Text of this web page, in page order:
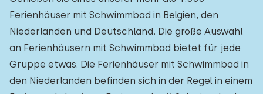
Ferienhäuser mit Schwimmbad in Belgien, den
Niederlanden und Deutschland. Die große Auswahl
an Ferienhäusern mit Schwimmbad bietet für jede
Gruppe etwas. Die Ferienhäuser mit Schwimmbad in
den Niederlanden befinden sich in der Regel in einem